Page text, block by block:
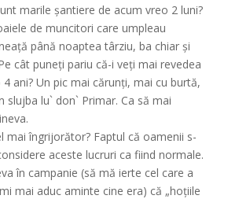
marile șantiere de acum vreo 2 luni?
de muncitori care umpleau
până noaptea târziu, ba chiar și
cât puneți pariu că-i veți mai revedea
ani? Un pic mai cărunți, mai cu burtă,
slujba lu` don` Primar. Ca să mai
mai îngrijorător? Faptul că oamenii s-
aceste lucruri ca fiind normale.
în campanie (să mă ierte cel care a
mai aduc aminte cine era) că „hoțiile